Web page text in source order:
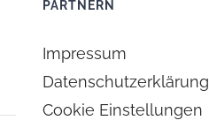
PARTNERN
Impressum
Datenschutzerklärung
Cookie Einstellungen